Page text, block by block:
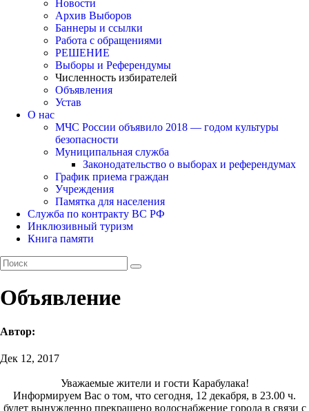
Новости
Архив Выборов
Баннеры и ссылки
Работа с обращениями
РЕШЕНИЕ
Выборы и Референдумы
Численность избирателей
Объявления
Устав
О нас
МЧС России объявило 2018 — годом культуры
безопасности
Муниципальная служба
Законодательство о выборах и референдумах
График приема граждан
Учреждения
Памятка для населения
Служба по контракту ВС РФ
Инклюзивный туризм
Книга памяти
Объявление
Автор:
Дек 12, 2017
Уважаемые жители и гости Карабулака!
Информируем Вас о том, что сегодня, 12 декабря, в 23.00 ч.
будет вынужденно прекращено водоснабжение города в связи с